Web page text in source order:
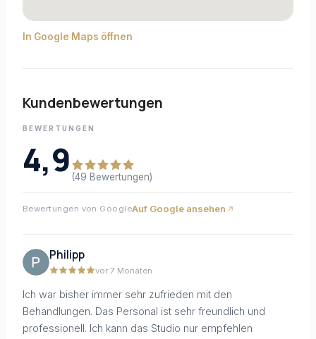
In Google Maps öffnen
Kundenbewertungen
BEWERTUNGEN
4,9 (49 Bewertungen)
Bewertungen von GoogleAuf Google ansehen
Philipp
vor 7 Monaten
Ich war bisher immer sehr zufrieden mit den
Behandlungen. Das Personal ist sehr freundlich und
professionell. Ich kann das Studio nur empfehlen